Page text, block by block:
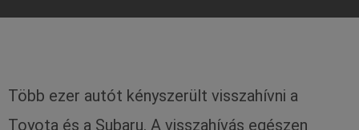
Több ezer autót kényszerült visszahívni a
Toyota és a Subaru. A visszahívás egészen